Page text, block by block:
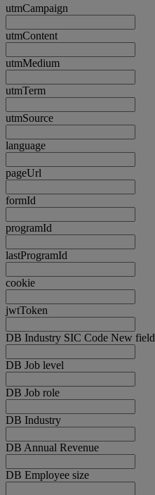
utmCampaign
utmContent
utmMedium
utmTerm
utmSource
language
pageUrl
formId
programId
lastProgramId
cookie
jwtToken
DB Industry SIC Code New field
DB Job level
DB Job role
DB Industry
DB Annual Revenue
DB Employee size